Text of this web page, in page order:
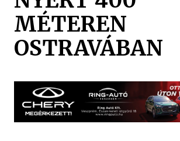
MÉTEREN
OSTRAVÁBAN